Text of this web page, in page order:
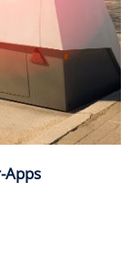
Apps